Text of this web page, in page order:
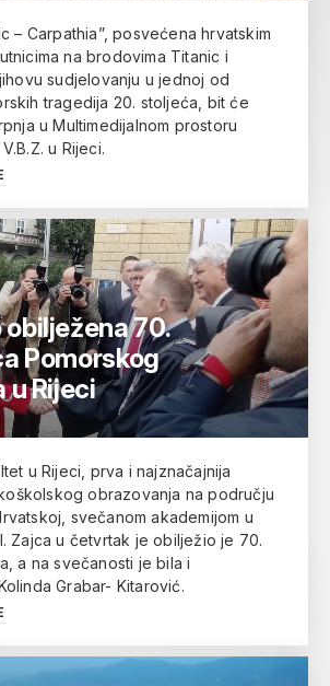
– Carpathia”, posvećena hrvatskim
na brodovima Titanic i
sudjelovanju u jednoj od
tragedija 20. stoljeća, bit će
u Multimedijalnom prostoru
u Rijeci.
70.
Pomorskog
Rijeci
u Rijeci, prva i najznačajnija
obrazovanja na području
svečanom akademijom u
Zajca u četvrtak je obilježio je 70.
a na svečanosti je bila i
Grabar- Kitarović.